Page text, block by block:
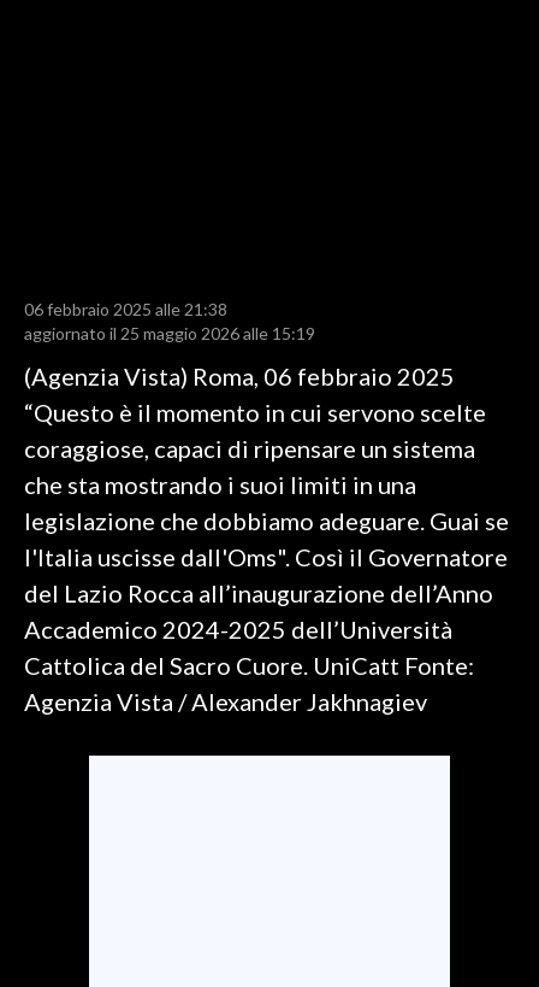
RISULTATI E CLASSIFICHE
CALCIO REGIONALE
BASKET
VOLLEY
MOTORI
TENNIS
ALTRI SPORT
CULTURA
06 febbraio 2025 alle 21:38
aggiornato il 25 maggio 2026 alle 15:19
(Agenzia Vista) Roma, 06 febbraio 2025
“Questo è il momento in cui servono scelte
coraggiose, capaci di ripensare un sistema
che sta mostrando i suoi limiti in una
legislazione che dobbiamo adeguare. Guai se
l'Italia uscisse dall'Oms". Così il Governatore
del Lazio Rocca all’inaugurazione dell’Anno
Accademico 2024-2025 dell’Università
Cattolica del Sacro Cuore. UniCatt Fonte:
Agenzia Vista / Alexander Jakhnagiev